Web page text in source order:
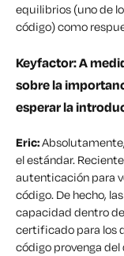
equilibrios (uno de
código) como
Keyfactor: A
sobre la
esperar la
Eric:
el estándar.
autenticación para
código. De hecho,
capacidad dentro
certificado para los
código provenga del